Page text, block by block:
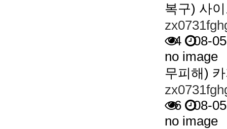
복구) 사
4 08-05
no image
무피해)
6 08-05
no image